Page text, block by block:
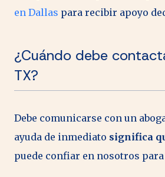
en Dallas para recibir apoyo
¿Cuándo debe
TX?
Debe comunicarse con un
ayuda de inmediato significa
puede confiar en nosotros